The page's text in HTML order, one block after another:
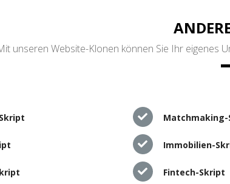
unseren Website-Klonen können Sie Ihr eigenes
Immobilien-
Fintech-Skript